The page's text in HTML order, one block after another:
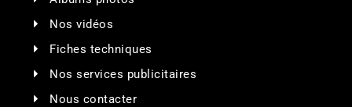
Nos vidéos
Fiches techniques
Nos services publicitaires
Nous contacter